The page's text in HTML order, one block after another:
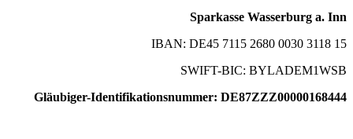
Sparkasse Wasserburg a. Inn
IBAN: DE45 7115 2680 0030 3118 15
SWIFT-BIC: BYLADEM1WSB
Gläubiger-Identifikationsnummer: DE87ZZZ00000168444